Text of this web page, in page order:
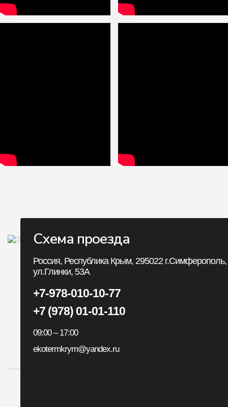
Схема проезда
Россия, Республика Крым, 295022 г.Симферополь,
ул.Глинки, 53А
+7-978-010-10-77
+7 (978) 01-01-110
09:00 – 17:00
ekotermkrym@yandex.ru
Личный